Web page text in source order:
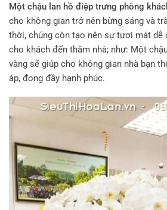
Một chậu lan hồ điệp trưng phòng
cho không gian trở nên bừng sáng và
thời, chúng còn tạo nên sự tươi mát dễ
cho khách đến thăm nhà; như: Một
vàng sẽ giúp cho không gian nhà bạn
áp, đong đầy hạnh phúc.